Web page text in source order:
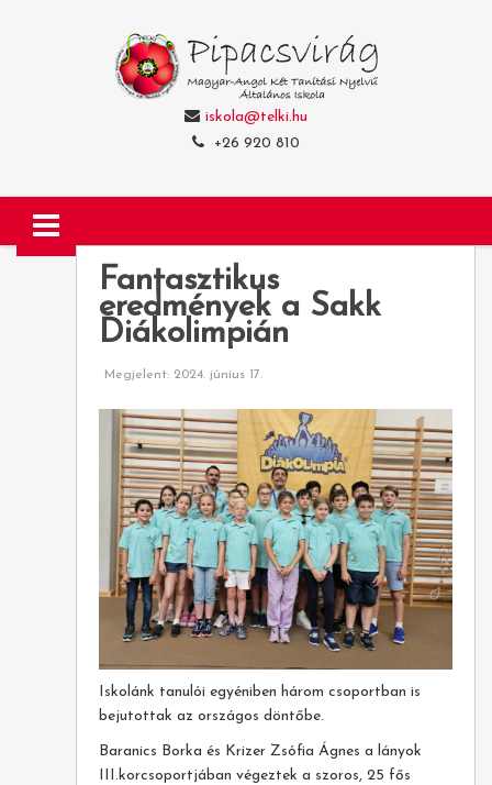
iskola@telki.hu
+26 920 810
Fantasztikus
eredmények a Sakk
Diákolimpián
Megjelent: 2024. június 17.
Iskolánk tanulói egyéniben három csoportban is
bejutottak az országos döntőbe.
Baranics Borka és Krizer Zsófia Ágnes a lányok
III.korcsoportjában végeztek a szoros, 25 fős